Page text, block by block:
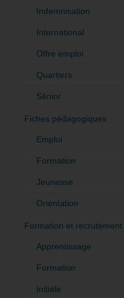
Indemnisation
International
Offre emploi
Quartiers
Sénior
Fiches pédagogiques
Emploi
Formation
Jeunesse
Orientation
Formation et recrutement
Apprentissage
Formation
Initiale